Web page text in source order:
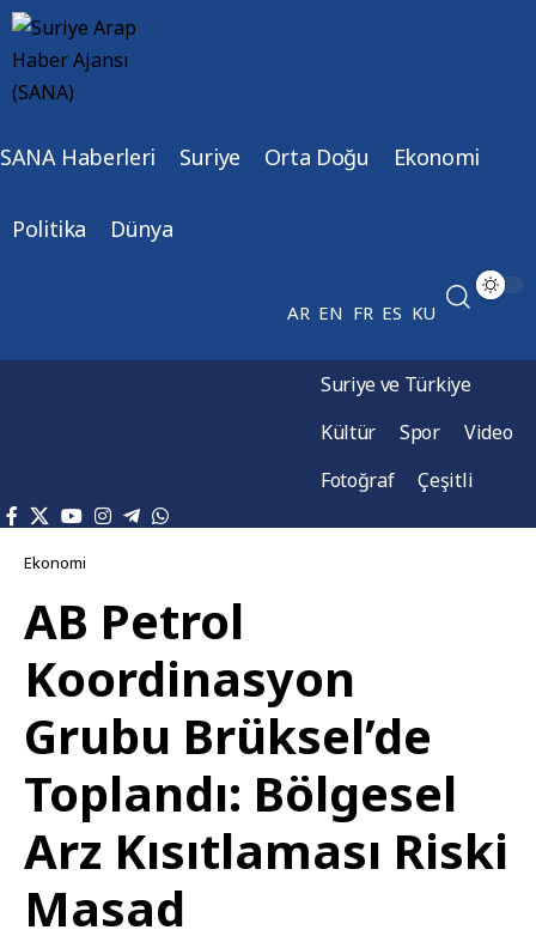
SANA Haberleri Suriye Orta Doğu Ekonomi
Politika Dünya
AR EN FR ES KU
Suriye ve Türkiye
Kültür
Spor
Video
Fotoğraf
Çeşitli
Ekonomi
AB Petrol
Koordinasyon
Grubu Brüksel’de
Toplandı: Bölgesel
Arz Kısıtlaması Riski
Masad